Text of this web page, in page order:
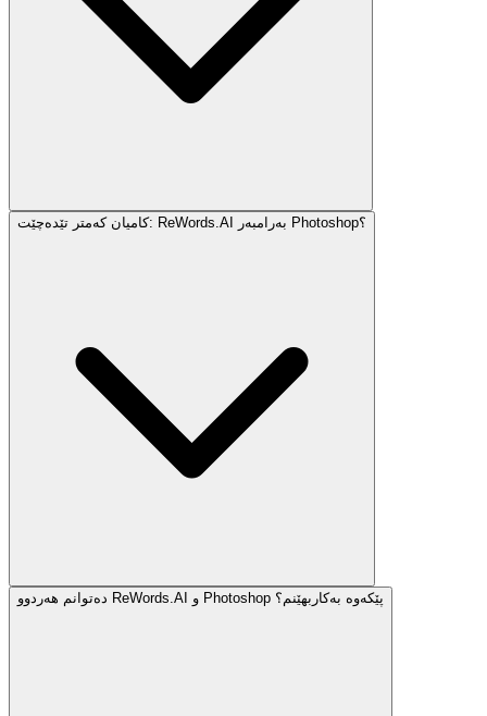
کامیان کەمتر تێدەچێت: ReWords.AI بەرامبەر Photoshop؟
دەتوانم هەردوو ReWords.AI و Photoshop پێکەوە بەکاربهێنم؟